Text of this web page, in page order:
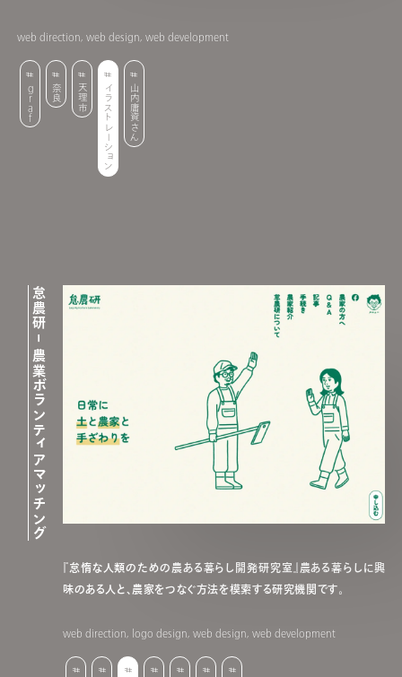
web direction, web design, web development
graf 奈良 天理市 イラストレーション 山内庸資さん
怠農研 – 農業ボランティアマッチング
『怠惰な人類のための農ある暮らし開発研究室』農ある暮らしに興
味のある人と、農家をつなぐ方法を模索する研究機関です。
web direction, logo design, web design, web development